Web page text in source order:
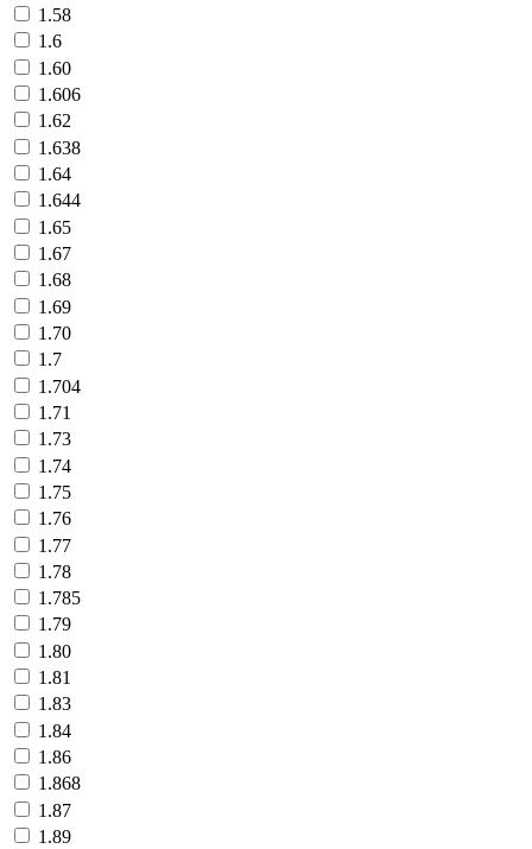
1.58
1.6
1.60
1.606
1.62
1.638
1.64
1.644
1.65
1.67
1.68
1.69
1.70
1.7
1.704
1.71
1.73
1.74
1.75
1.76
1.77
1.78
1.785
1.79
1.80
1.81
1.83
1.84
1.86
1.868
1.87
1.89